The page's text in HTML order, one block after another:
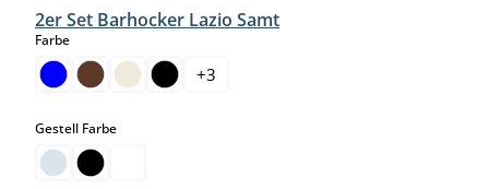
2er Set Barhocker Lazio Samt
Farbeauswählen
+3
Gestell Farbeauswählen